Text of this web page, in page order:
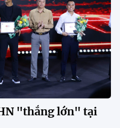
sao nhập tịch.
"thắng lớn" tại
lan tỏa đam mê tại